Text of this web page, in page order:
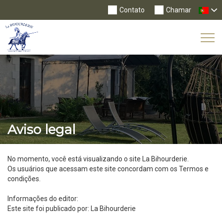
Chamar
Contato
Aviso legal
No momento, você está visualizando o site La Bihourderie.
Os usuários que acessam este site concordam com os Termos e
condições.
Informações do editor:
Este site foi publicado por: La Bihourderie